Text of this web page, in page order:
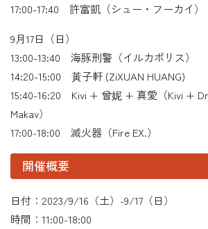
17:00-17:40 許富凱（シュー・フーカイ）
9月17日（日）
13:00-13:40 海豚刑警（イルカポリス）
14:20-15:00 黃子軒 (ZiXUAN HUANG)
15:40-16:20 Kivi + 曾妮 + 真愛（Kivi +
Makav）
17:00-18:00 滅火器（Fire EX.）
開催概要
日付：2023/9/16（土）-9/17（日）
時間：11:00-18:00